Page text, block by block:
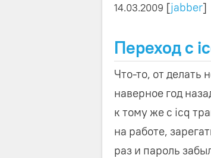
14.03.2009 [jabber]
Переход с
Что-то, от делать
наверное год
к тому же с icq
на работе,
раз и пароль